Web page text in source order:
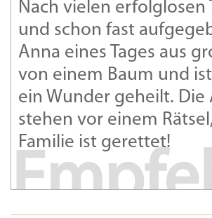
Nach vielen erfolglosen
und schon fast
Anna eines Tages aus
von einem Baum und
ein Wunder geheilt. Die
stehen vor einem
Familie ist gerettet!